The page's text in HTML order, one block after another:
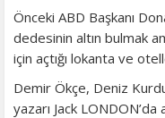
Önceki ABD Başkanı
dedesinin altın bulmak
için açtığı lokanta ve
Demir Ökçe, Deniz
yazarı Jack LONDON’da